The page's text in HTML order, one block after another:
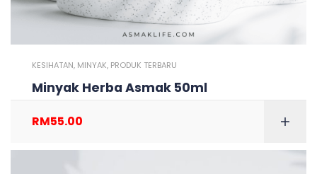
KESIHATAN, MINYAK, PRODUK TERBARU
Minyak Herba Asmak 50ml
RM55.00